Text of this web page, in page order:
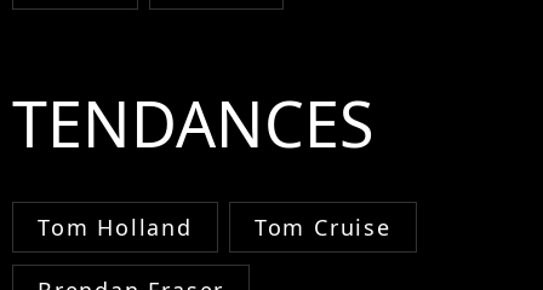
TENDANCES
Tom Holland Tom Cruise